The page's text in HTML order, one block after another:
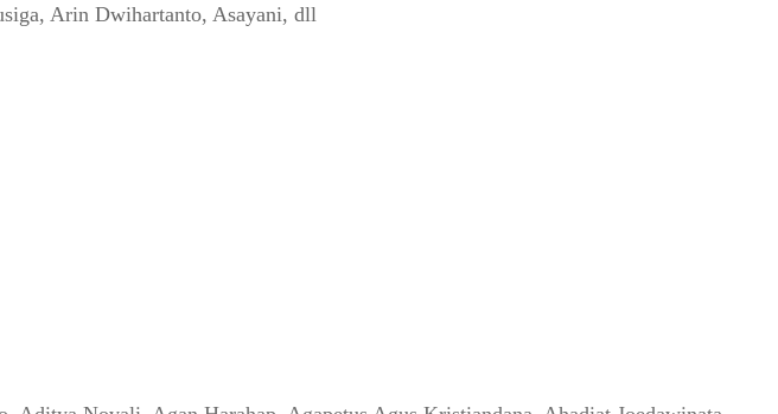
Arin Dwihartanto, Asayani, dll